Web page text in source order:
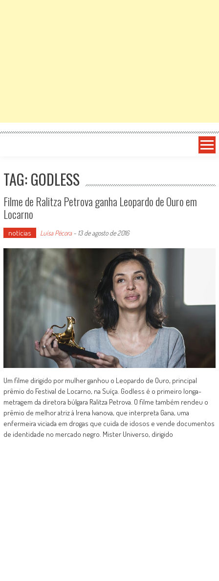
TAG: GODLESS
Filme de Ralitza Petrova ganha Leopardo de Ouro em
Locarno
notícias Luísa Pécora- 13 de agosto de 2016
Um filme dirigido por mulher ganhou o Leopardo de Ouro, principal
prêmio do Festival de Locarno, na Suíça. Godless é o primeiro longa-
metragem da diretora búlgara Ralitza Petrova. O filme também rendeu o
prêmio de melhor atriz à Irena Ivanova, que interpreta Gana, uma
enfermeira viciada em drogas que cuida de idosos e vende documentos
de identidade no mercado negro. Mister Universo, dirigido